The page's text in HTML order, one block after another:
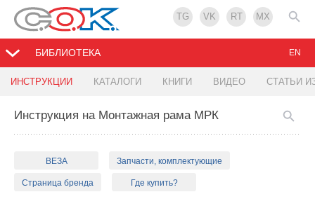
TG VK RT MX
БИБЛИОТЕКА
ИНСТРУКЦИИ КАТАЛОГИ КНИГИ ВИДЕО СТАТЬИ
EN
Инструкция на Монтажная рама МРК
ВЕЗА Запчасти, комплектующие
Страница бренда Где купить?